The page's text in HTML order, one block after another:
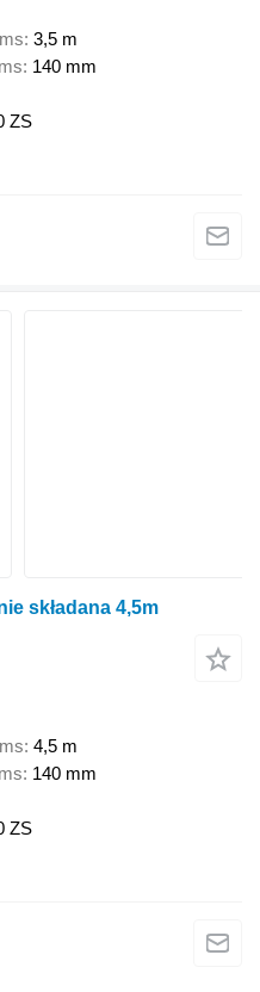
3,5 m
140 mm
ZS
składana 4,5m
4,5 m
140 mm
ZS